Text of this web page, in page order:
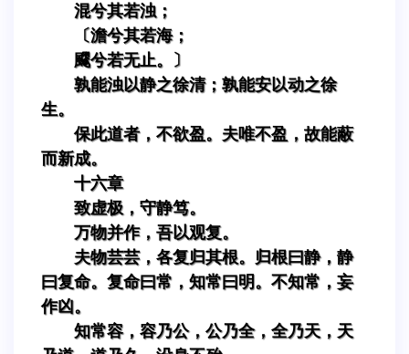
混兮其若浊；
〔澹兮其若海；
飂兮若无止。〕
孰能浊以静之徐清；孰能安以动之徐
生。
保此道者，不欲盈。夫唯不盈，故能蔽
而新成。
十六章
致虚极，守静笃。
万物并作，吾以观复。
夫物芸芸，各复归其根。归根曰静，静
曰复命。复命曰常，知常曰明。不知常，妄
作凶。
知常容，容乃公，公乃全，全乃天，天